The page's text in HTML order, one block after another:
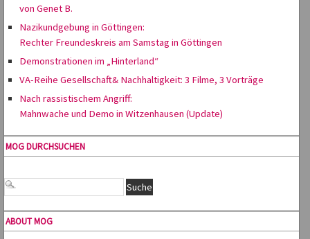
von Genet B.
Nazikundgebung in Göttingen:
Rechter Freundeskreis am Samstag in Göttingen
Demonstrationen im „Hinterland“
VA-Reihe Gesellschaft& Nachhaltigkeit: 3 Filme, 3 Vorträge
Nach rassistischem Angriff:
Mahnwache und Demo in Witzenhausen (Update)
MOG DURCHSUCHEN
ABOUT MOG